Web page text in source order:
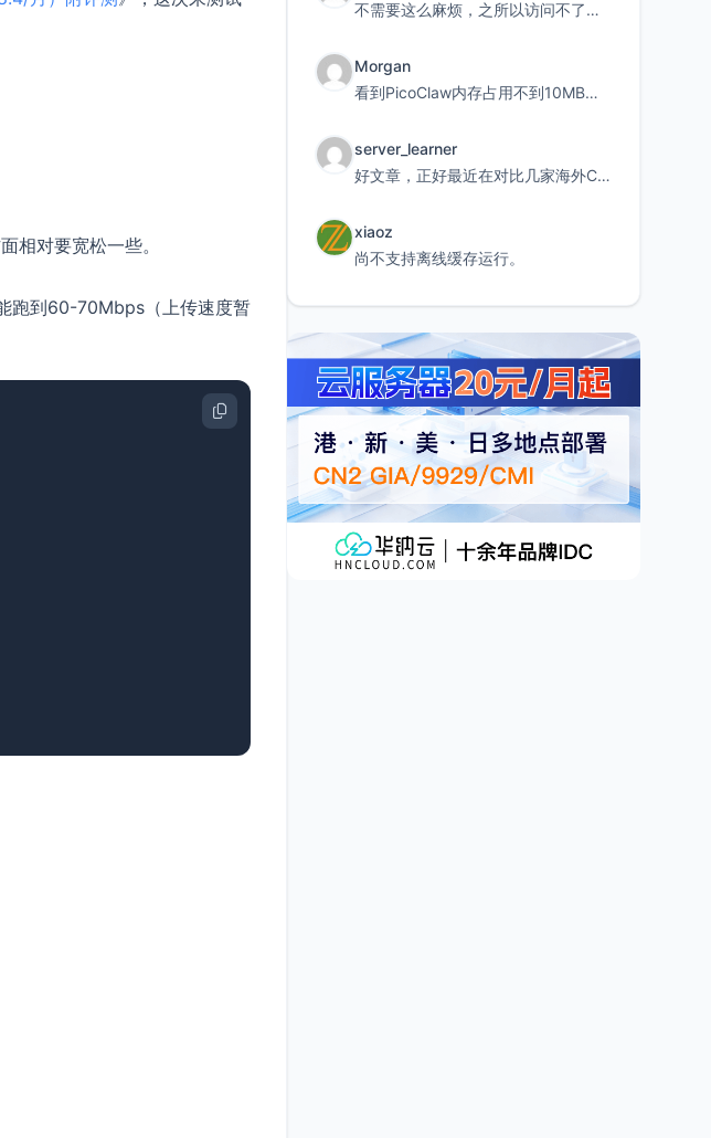
相对要宽松一些。
跑到60-70Mbps（上传速度暂
不需要这么麻烦，之所以访问不了，是由于非对称路由的问题，在爱快主路由添加一条静态路由192.168.
Morgan
看到PicoClaw内存占用不到10MB这个数据真的很惊喜，确实很适合我这种想用旧设备折腾AI的小白
server_learner
好文章，正好最近在对比几家海外CDN。文中提到CF免费版不支持自定义回源端口和HOST这个痛点太真实
xiaoz
尚不支持离线缓存运行。